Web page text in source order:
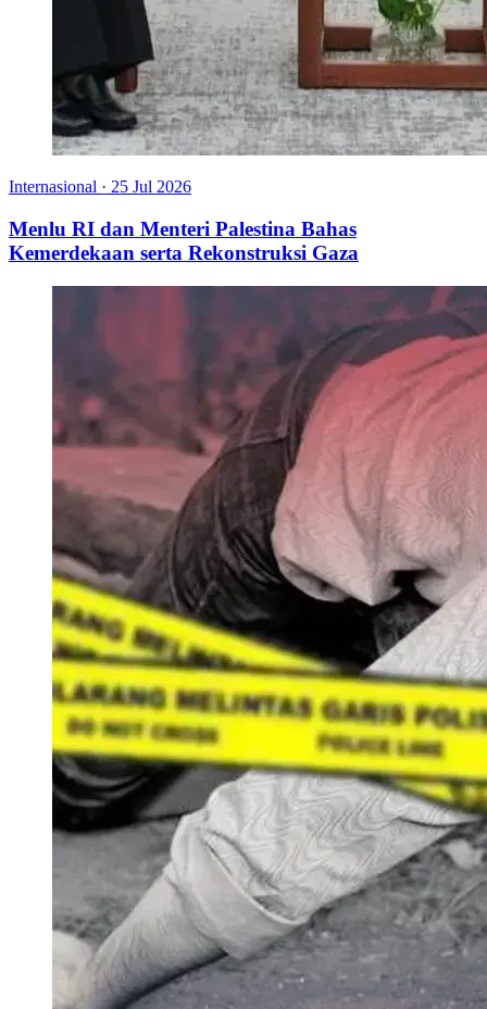
Internasional · 25 Jul 2026
Menlu RI dan Menteri Palestina Bahas
Kemerdekaan serta Rekonstruksi Gaza